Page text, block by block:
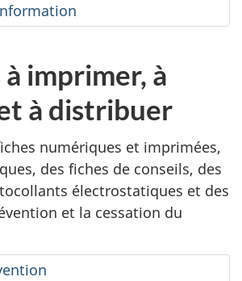
imprimer, à
à distribuer
numériques et imprimées,
des fiches de conseils, des
électrostatiques et des
et la cessation du